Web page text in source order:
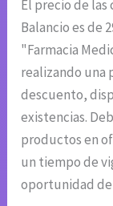
El precio de las
Balancio es de
"Farmacia
realizando una
descuento,
existencias.
productos en
un tiempo de
oportunidad